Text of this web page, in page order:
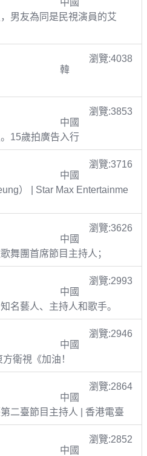
男友為同是民視演員的艾
瀏覽:4038
韓
瀏覽:3853
中國
15歲拍廣告入行
瀏覽:3716
中國
） | Star Max Entertainme
瀏覽:3626
中國
舞團首席節目主持人；
瀏覽:2993
中國
名藝人、主持人和歌手。
瀏覽:2946
中國
衛視《加油！
瀏覽:2864
中國
二臺節目主持人 | 香港電臺
瀏覽:2852
中國